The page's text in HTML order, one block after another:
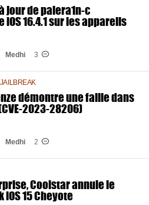
jour de palera1n-c
iOS 16.4.1 sur les appareils
Medhi 3
démontre une faille dans
2023-28206)
Medhi 2
Coolstar annule le
15 Cheyote